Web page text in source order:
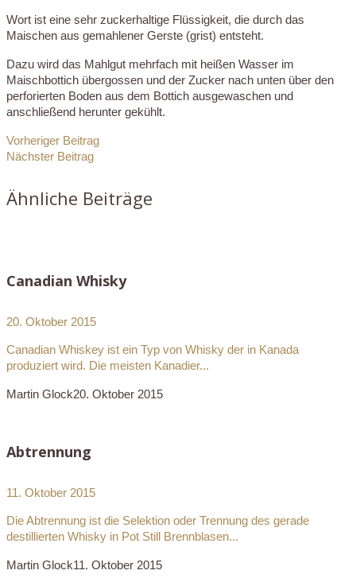
Wort ist eine sehr zuckerhaltige Flüssigkeit, die durch das
Maischen aus gemahlener Gerste (grist) entsteht.
Dazu wird das Mahlgut mehrfach mit heißen Wasser im
Maischbottich übergossen und der Zucker nach unten über den
perforierten Boden aus dem Bottich ausgewaschen und
anschließend herunter gekühlt.
Vorheriger Beitrag
Nächster Beitrag
Ähnliche Beiträge
Canadian Whisky
20. Oktober 2015
Canadian Whiskey ist ein Typ von Whisky der in Kanada
produziert wird. Die meisten Kanadier...
Martin Glock20. Oktober 2015
Abtrennung
11. Oktober 2015
Die Abtrennung ist die Selektion oder Trennung des gerade
destillierten Whisky in Pot Still Brennblasen...
Martin Glock11. Oktober 2015